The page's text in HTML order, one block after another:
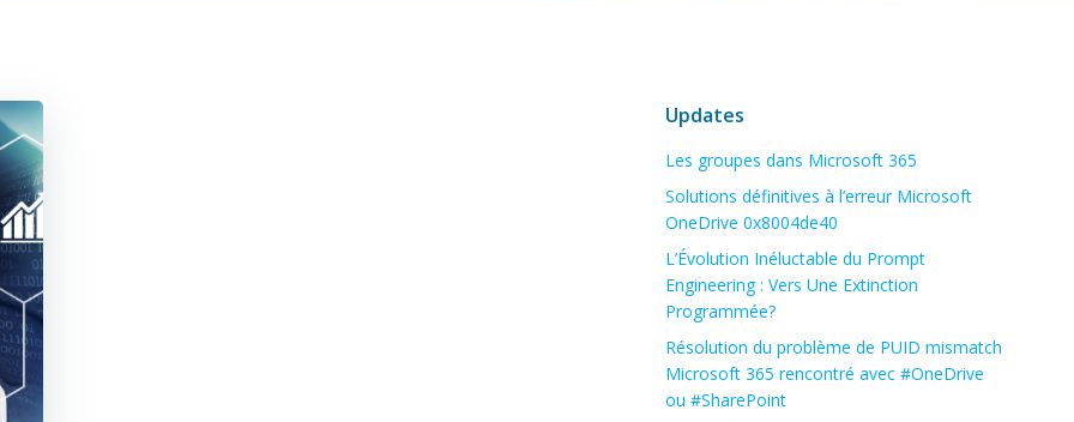
Updates
Les groupes dans Microsoft 365
Solutions définitives à l’erreur Microsoft
OneDrive 0x8004de40
L’Évolution Inéluctable du Prompt
Engineering : Vers Une Extinction
Programmée?
Résolution du problème de PUID mismatch
Microsoft 365 rencontré avec #OneDrive
ou #SharePoint